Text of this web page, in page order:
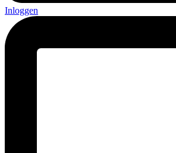
Inloggen